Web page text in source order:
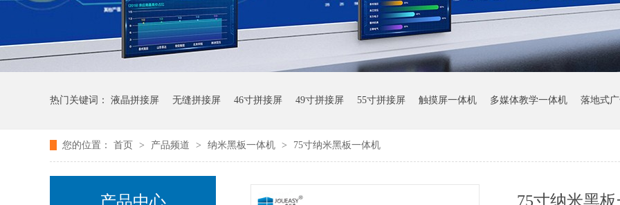
热门关键词： 液晶拼接屏 无缝拼接屏 46寸拼接屏 49寸拼接屏 55寸拼接屏 触摸屏一体机 多媒体教学一体机 落地式
您的位置： 首页 > 产品频道 > 纳米黑板一体机 > 75寸纳米黑板一体机
75寸纳米黑